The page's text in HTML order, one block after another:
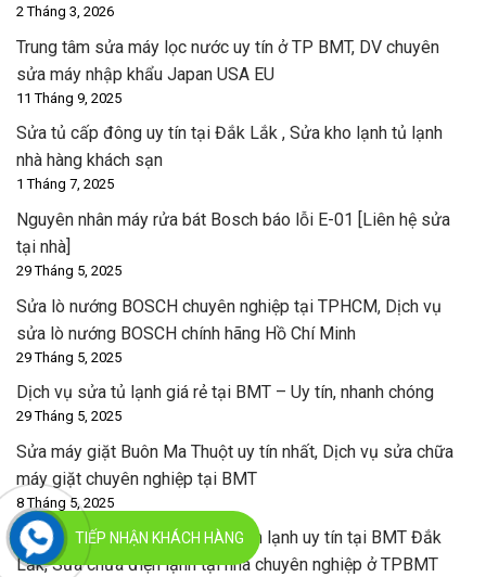
2 Tháng 3, 2026
Trung tâm sửa máy lọc nước uy tín ở TP BMT, DV chuyên
sửa máy nhập khẩu Japan USA EU
11 Tháng 9, 2025
Sửa tủ cấp đông uy tín tại Đắk Lắk , Sửa kho lạnh tủ lạnh
nhà hàng khách sạn
1 Tháng 7, 2025
Nguyên nhân máy rửa bát Bosch báo lỗi E-01 [Liên hệ sửa
tại nhà]
29 Tháng 5, 2025
Sửa lò nướng BOSCH chuyên nghiệp tại TPHCM, Dịch vụ
sửa lò nướng BOSCH chính hãng Hồ Chí Minh
29 Tháng 5, 2025
Dịch vụ sửa tủ lạnh giá rẻ tại BMT – Uy tín, nhanh chóng
29 Tháng 5, 2025
Sửa máy giặt Buôn Ma Thuột uy tín nhất, Dịch vụ sửa chữa
máy giặt chuyên nghiệp tại BMT
8 Tháng 5, 2025
[TOP 1] Trung tâm sửa chữa điện lạnh uy tín tại BMT Đắk
Lắk, Sửa chữa điện lạnh tại nhà chuyên nghiệp ở TPBMT
TIẾP NHẬN KHÁCH HÀNG